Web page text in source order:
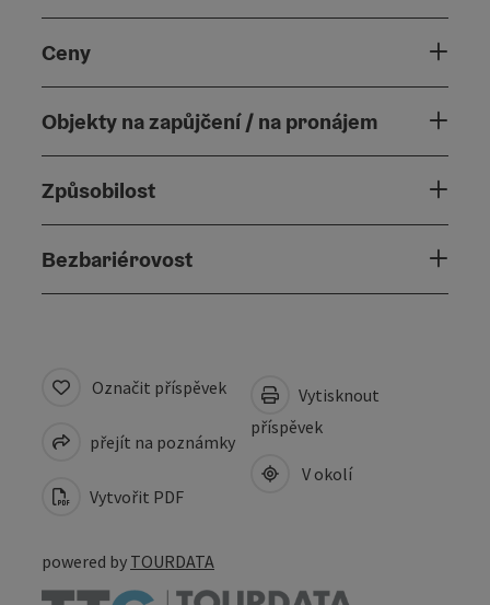
Ceny
Objekty na zapůjčení / na pronájem
Způsobilost
Bezbariérovost
Označit příspěvek
přejít na poznámky
Vytvořit PDF
Vytisknout
příspěvek
V okolí
powered by TOURDATA